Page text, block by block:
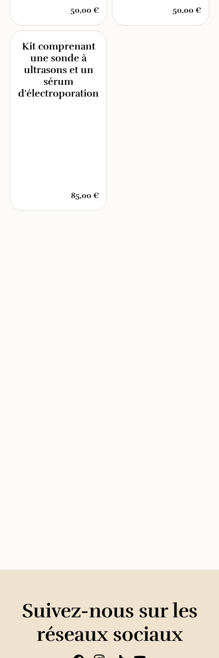
50,00 € 50,00 €
Kit comprenant
une sonde à
ultrasons et un
sérum
d'électroporation
85,00 €
Suivez-nous sur les
réseaux sociaux